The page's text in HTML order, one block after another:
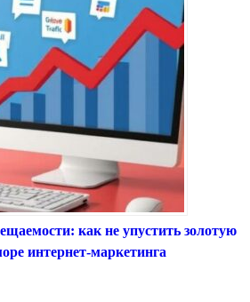
как не упустить золотую
интернет-маркетинга